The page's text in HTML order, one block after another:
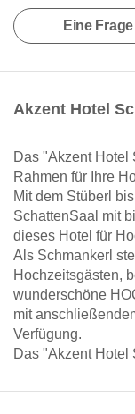
Eine
Akzent Hotel
Das "Akzent Hotel
Rahmen für Ihre
Mit dem Stüberl
SchattenSaal mit
dieses Hotel für
Als Schmankerl
Hochzeitsgästen,
wunderschöne
mit
Verfügung.
Das "Akzent Hotel